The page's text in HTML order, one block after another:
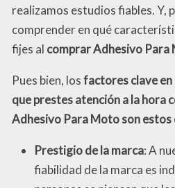
realizamos estudios fiables. Y,
comprender en qué
fijes al comprar Adhesivo Para
Pues bien, losfactores clave en
que prestes atención a la hora
Adhesivo Para Moto son estos
Prestigio de la marca: A
fiabilidad de la marca es